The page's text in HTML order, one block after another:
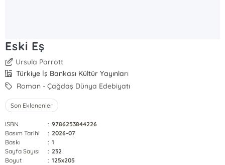
Eski Eş
Ursula Parrott
Türkiye İş Bankası Kültür Yayınları
Roman - Çağdaş Dünya Edebiyatı
Son Eklenenler
ISBN : 9786253844226
Basım Tarihi
: 2026-07
Baskı
: 1
Sayfa Sayısı
: 232
Boyut
: 125x205